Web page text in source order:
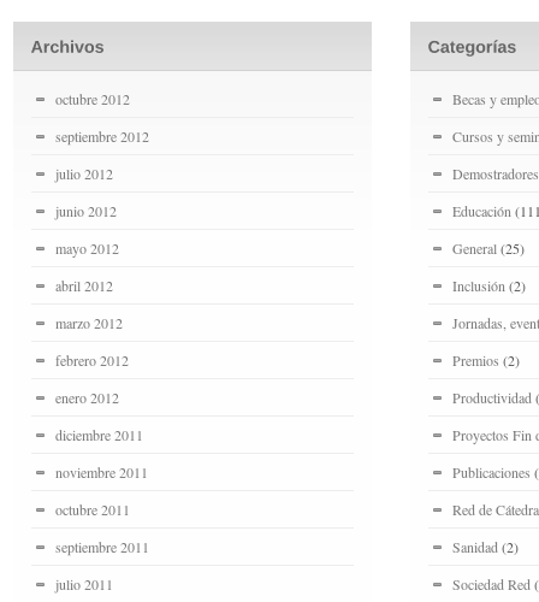
octubre 2012
septiembre 2012
julio 2012
junio 2012
mayo 2012
abril 2012
marzo 2012
febrero 2012
enero 2012
diciembre 2011
noviembre 2011
octubre 2011
septiembre 2011
julio 2011
Becas y
Cursos y
Demostradores
Educación
General (25)
Inclusión (2)
Jornadas,
Premios (2)
Productividad
Proyectos Fin
Publicaciones
Red de
Sanidad (2)
Sociedad Red